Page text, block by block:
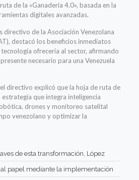
de la «Ganadería 4.0», basada en la
digitales avanzadas.
directivo de la Asociación Venezolana
destacó los beneficios inmediatos
ofrecería al sector, afirmando
necesario para una Venezuela
directivo explicó que la hoja de ruta de
estrategia que integra inteligencia
drones y monitoreo satelital
venezolano y optimizar la
de esta transformación, López
papel mediante la implementación